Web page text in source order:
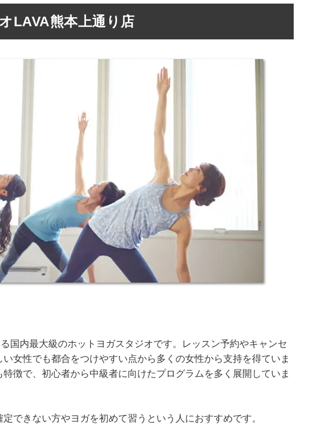
LAVA熊本上通り店
国内最大級のホットヨガスタジオです。レッスン予約やキャンセ
女性でも都合をつけやすい点から多くの女性から支持を得ていま
徴で、初心者から中級者に向けたプログラムを多く展開していま
できない方やヨガを初めて習うという人におすすめです。